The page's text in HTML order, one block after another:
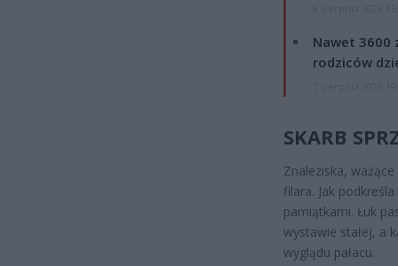
Nawet 3600
rodziców
SKARB
Znaleziska,
filara. Jak
pamiątkami. Łuk
wystawie stałej, a
wyglądu pałacu.